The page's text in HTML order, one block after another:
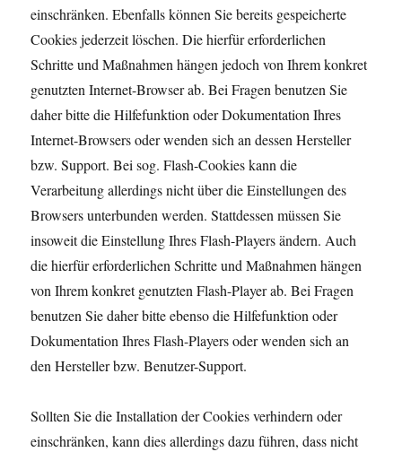
einschränken. Ebenfalls können Sie bereits gespeicherte
Cookies jederzeit löschen. Die hierfür erforderlichen
Schritte und Maßnahmen hängen jedoch von Ihrem konkret
genutzten Internet-Browser ab. Bei Fragen benutzen Sie
daher bitte die Hilfefunktion oder Dokumentation Ihres
Internet-Browsers oder wenden sich an dessen Hersteller
bzw. Support. Bei sog. Flash-Cookies kann die
Verarbeitung allerdings nicht über die Einstellungen des
Browsers unterbunden werden. Stattdessen müssen Sie
insoweit die Einstellung Ihres Flash-Players ändern. Auch
die hierfür erforderlichen Schritte und Maßnahmen hängen
von Ihrem konkret genutzten Flash-Player ab. Bei Fragen
benutzen Sie daher bitte ebenso die Hilfefunktion oder
Dokumentation Ihres Flash-Players oder wenden sich an
den Hersteller bzw. Benutzer-Support.
Sollten Sie die Installation der Cookies verhindern oder
einschränken, kann dies allerdings dazu führen, dass nicht